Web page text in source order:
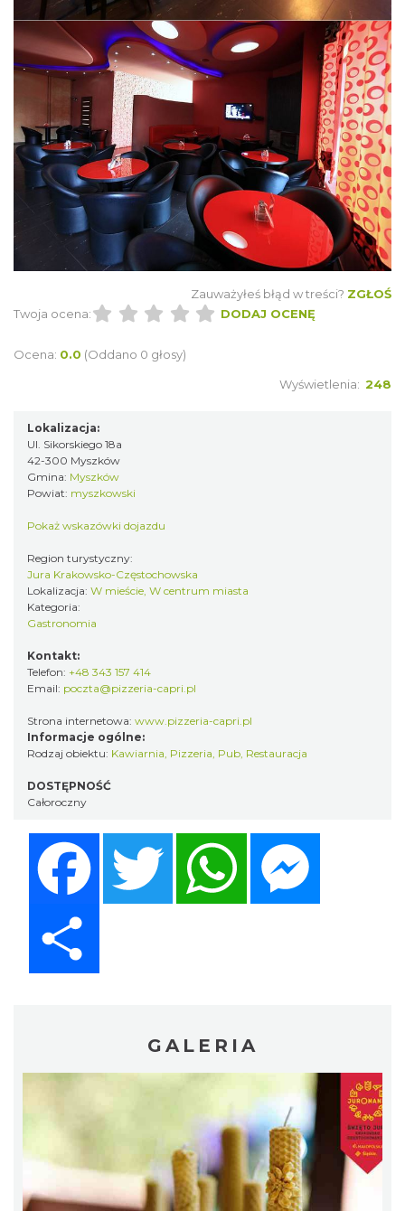
Zauważyłeś błąd w treści? ZGŁOŚ
Twoja ocena:
DODAJ OCENĘ
Ocena: 0.0 (Oddano 0 głosy)
Wyświetlenia: 248
Lokalizacja:
Ul. Sikorskiego 18a
42-300 Myszków
Gmina: Myszków
Powiat: myszkowski
Pokaż wskazówki dojazdu
Region turystyczny:
Jura Krakowsko-Częstochowska
Lokalizacja: W mieście, W centrum miasta
Kategoria:
Gastronomia
Kontakt:
Telefon: +48 343 157 414
Email: poczta@pizzeria-capri.pl
Strona internetowa: www.pizzeria-capri.pl
Informacje ogólne:
Rodzaj obiektu: Kawiarnia, Pizzeria, Pub, Restauracja
DOSTĘPNOŚĆ
Całoroczny
Twitter WhatsApp
GALERIA